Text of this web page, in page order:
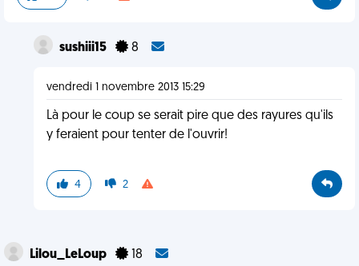
sushiii15 8
vendredi 1 novembre 2013 15:29
Là pour le coup se serait pire que des rayures qu'ils
y feraient pour tenter de l'ouvrir!
4 2
Lilou_LeLoup 18